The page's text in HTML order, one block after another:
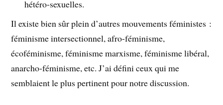
hétéro-sexuelles.
Il existe bien sûr plein d’autres mouvements féministes :
féminisme intersectionnel, afro-féminisme,
écoféminisme, féminisme marxisme, féminisme libéral,
anarcho-féminisme, etc. J’ai défini ceux qui me
semblaient le plus pertinent pour notre discussion.